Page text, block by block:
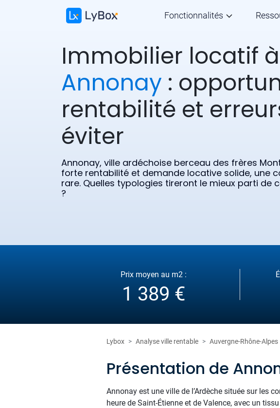
Fonctionnalités
Immobilier locatif à
Annonay :
rentabilité et
éviter
Annonay, ville ardéchoise berceau des frères
forte rentabilité et demande locative solide, une
rare. Quelles typologies tireront le mieux parti de
?
Prix moyen au m2 :
1 389 €
Lybox Analyse ville rentable Auvergne-Rhône-Alpes
Présentation de
Annonay est une ville de l’Ardèche située sur les
heure de Saint-Étienne et de Valence, avec un